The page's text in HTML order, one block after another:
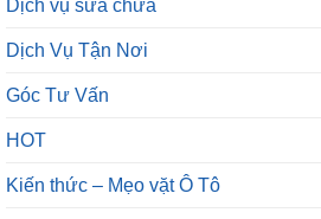
Dịch vụ sửa chữa
Dịch Vụ Tận Nơi
Góc Tư Vấn
HOT
Kiến thức – Mẹo vặt Ô Tô